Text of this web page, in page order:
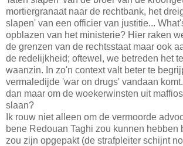
mortiergranaat naar de rechtbank, het
slapen' van een officier van justitie...
opblazen van het ministerie? Hier raken
de grenzen van de rechtsstaat maar ook
de redelijkheid; oftewel, we betreden het
waanzin. In zo'n context valt beter te
vermaledijde 'war on drugs' vandaan
dan maar om de woekerwinsten uit
slaan?
Ik rouw niet alleen om de vermoorde
bene Redouan Taghi zou kunnen hebben
zou zijn opgepakt (de strafpleiter schijnt